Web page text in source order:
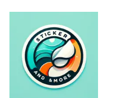
springen